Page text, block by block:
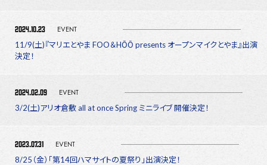
2024.10.23 EVENT
11/9(土)『マリエとやま FOO＆HŌŌ presents オープンマイクとやま』出演
決定！
2024.02.09 EVENT
3/2(土)アリオ倉敷 all at once Spring ミニライブ 開催決定！
2023.07.31 EVENT
8/25（金）「第14回ハマサイトの夏祭り」出演決定！